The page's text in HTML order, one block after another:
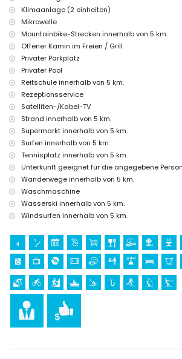
der Unterkunft)
Burg (Portal de la Vila und Dénia) (innerhalb
Unterkunft)
Sport
Tennis, Reiten, Wandern, Mountainbiking,
Kanufahren, Kajakfahren, Angeln, Surfen,
(innerhalb von 5 Kilometern vom Haus)
Golf (Xàbia Golf) (innerhalb von 10 Kilometern
Klimaanlage (2 einheiten)
Mikrowelle
Mountainbike-Strecken innerhalb von 5 km.
Offener Kamin im Freien / Grill
Privater Parkplatz
Privater Pool
Reitschule innerhalb von 5 km.
Rezeptionsservice
Satelliten-/Kabel-TV
Strand innerhalb von 5 km.
Supermarkt innerhalb von 5 km.
Surfen innerhalb von 5 km.
Tennisplatz innerhalb von 5 km.
Unterkunft geeignet für die angegebene
Wanderwege innerhalb von 5 km.
Waschmaschine
Wasserski innerhalb von 5 km.
Windsurfen innerhalb von 5 km.